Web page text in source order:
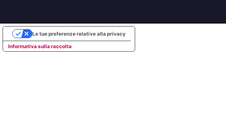
Informativa sulla raccolta
Le tue preferenze relative alla privacy